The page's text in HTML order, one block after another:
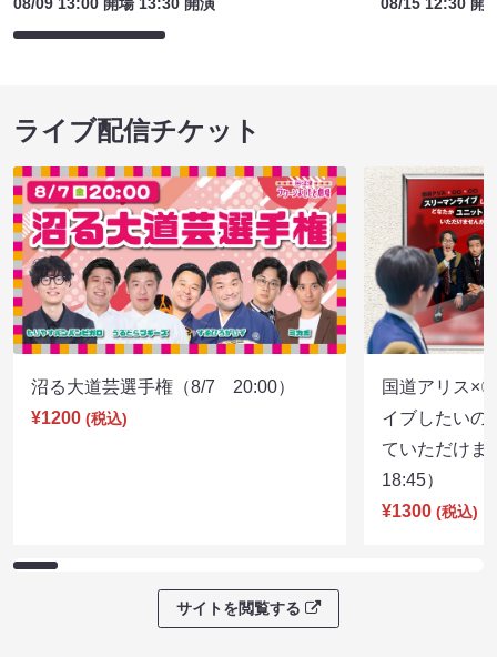
ライブ配信チケット
沼る大道芸選手権（8/7 20:00）
¥1200 (税込)
国道アリス×
イブしたいの
ていただけ
18:45）
¥1300 (税込)
サイトを閲覧する